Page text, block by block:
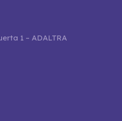
1 – ADALTRA